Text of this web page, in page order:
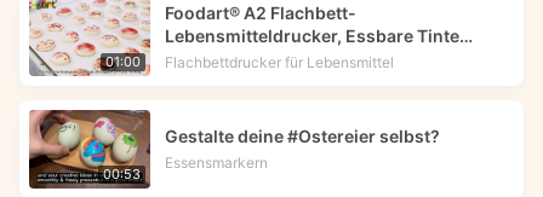
01:00
Foodart® A2 Flachbett-
Lebensmitteldrucker, Essbare Tinte
Drucker druckt Blumenbild auf
Flachbettdrucker für Lebensmittel
00:53
Gestalte deine #Ostereier selbst?
Essensmarkern